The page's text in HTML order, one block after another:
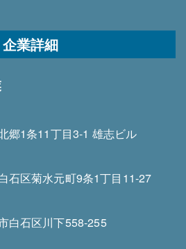
企業詳細
郷1条11丁目3-1 雄志ビル
石区菊水元町9条1丁目11-27
白石区川下558-255